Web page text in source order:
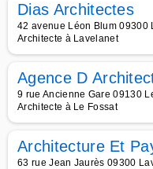
Dias Architectes
42 avenue Léon Blum 09300
Architecte à Lavelanet
Agence D
9 rue Ancienne Gare 09130
Architecte à Le Fossat
Architecture Et
63 rue Jean Jaurès 09300